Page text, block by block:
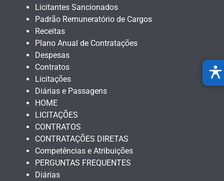
Licitantes Sancionados
Padrão Remuneratório de Cargos
Receitas
Plano Anual de Contratações
Despesas
Contratos
Licitações
Diárias e Passagens
HOME
LICITAÇÕES
CONTRATOS
CONTRATAÇÕES DIRETAS
Competências e Atribuições
PERGUNTAS FREQUENTES
Diárias